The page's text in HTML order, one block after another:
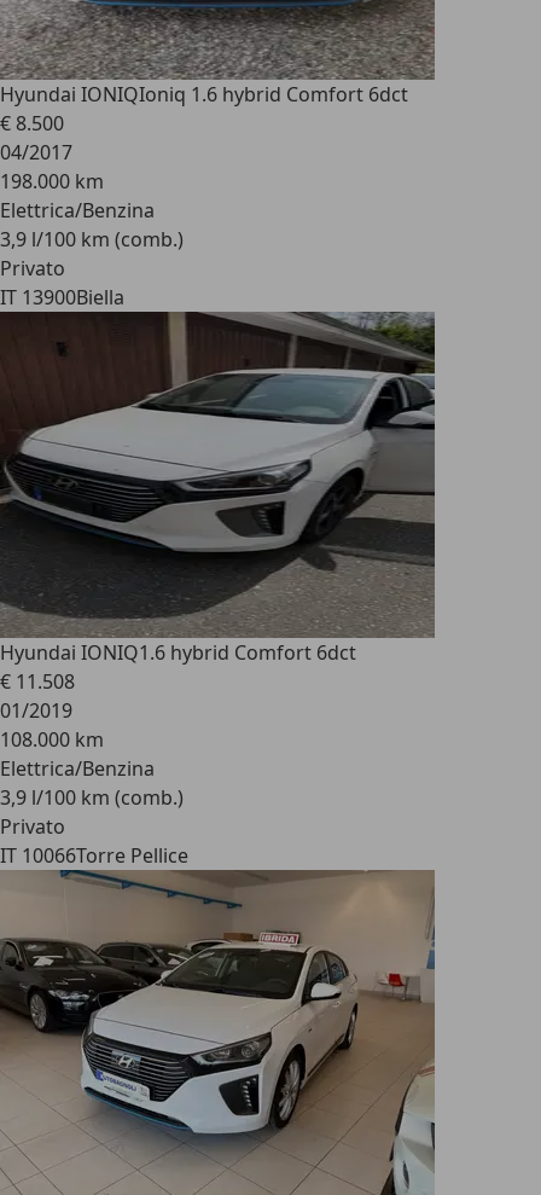
Hyundai IONIQIoniq 1.6 hybrid Comfort 6dct
€ 8.500
04/2017
198.000 km
Elettrica/Benzina
3,9 l/100 km (comb.)
Privato
IT 13900Biella
Hyundai IONIQ1.6 hybrid Comfort 6dct
€ 11.508
01/2019
108.000 km
Elettrica/Benzina
3,9 l/100 km (comb.)
Privato
IT 10066Torre Pellice